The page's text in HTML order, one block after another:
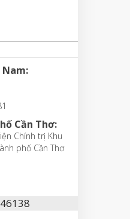
Cần Thơ:
Chính trị Khu
phố Cần Thơ